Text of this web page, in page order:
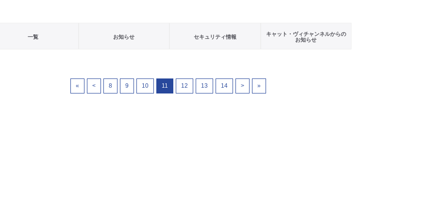
一覧 お知らせ セキュリティ情報
キャット・ヴィチャンネルからの
お知らせ
« < 8 9 10 11 12 13 14 > »